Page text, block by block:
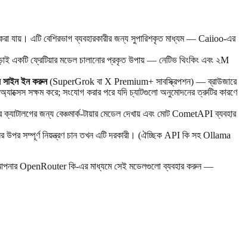
এটি বেশিরভাগ ব্যবহারকারীর জন্য সুপারিশকৃত মাধ্যম — Caiioo-এর
ফ্রেটিয়ার মডেল চালানোর প্রকৃত উপায় — নেটিভ থিংকিং এবং ২M
সাইন ইন করুন(SuperGrok বা X Premium+ সাবস্ক্রিপশন) — ব্রাউজারে
সক্ষম করে; সংযোগ করার পরে যদি চ্যাটগুলো অনুমোদনের ত্রুটির কারণে
জন্য বেঞ্চমার্ক-টায়ার মেডেল দেখায় এবং মোট CometAPI ব্যবহার
উপর সম্পূর্ণ নিয়ন্ত্রণ চান তখন এটি দরকারী। (ঐচ্ছিক API কি সহ Ollama
OpenRouter কি-এর মাধ্যমে সেই মডেলগুলো ব্যবহার করুন —